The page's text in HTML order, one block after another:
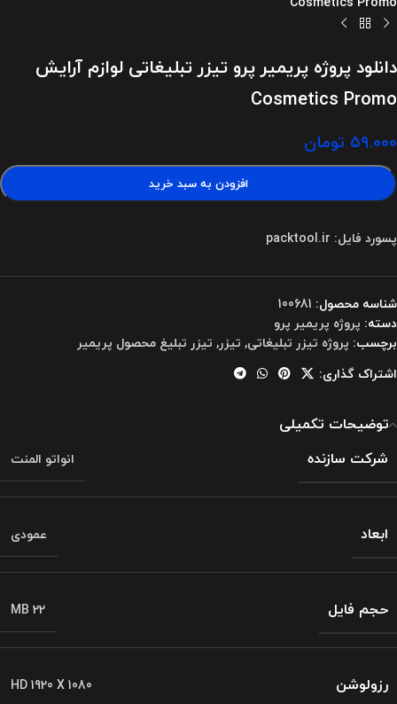
دانلود پروژه پریمیر پرو تیزر تبلیغاتی لوازم آرایش
Cosmetics Promo
۵۹.۰۰۰ تومان
افزودن به سبد خرید
پسورد فایل: packtool.ir
شناسه محصول: 100681
دسته: پروژه پریمیر پرو
برچسب: پروژه تیزر تبلیغاتی, تیزر, تیزر تبلیغ محصول پریمیر
اشتراک گذاری:
توضیحات تکمیلی
شرکت سازنده
انواتو المنت
ابعاد عمودی
حجم فایل MB 22
رزولوشن HD 1920 X 1080